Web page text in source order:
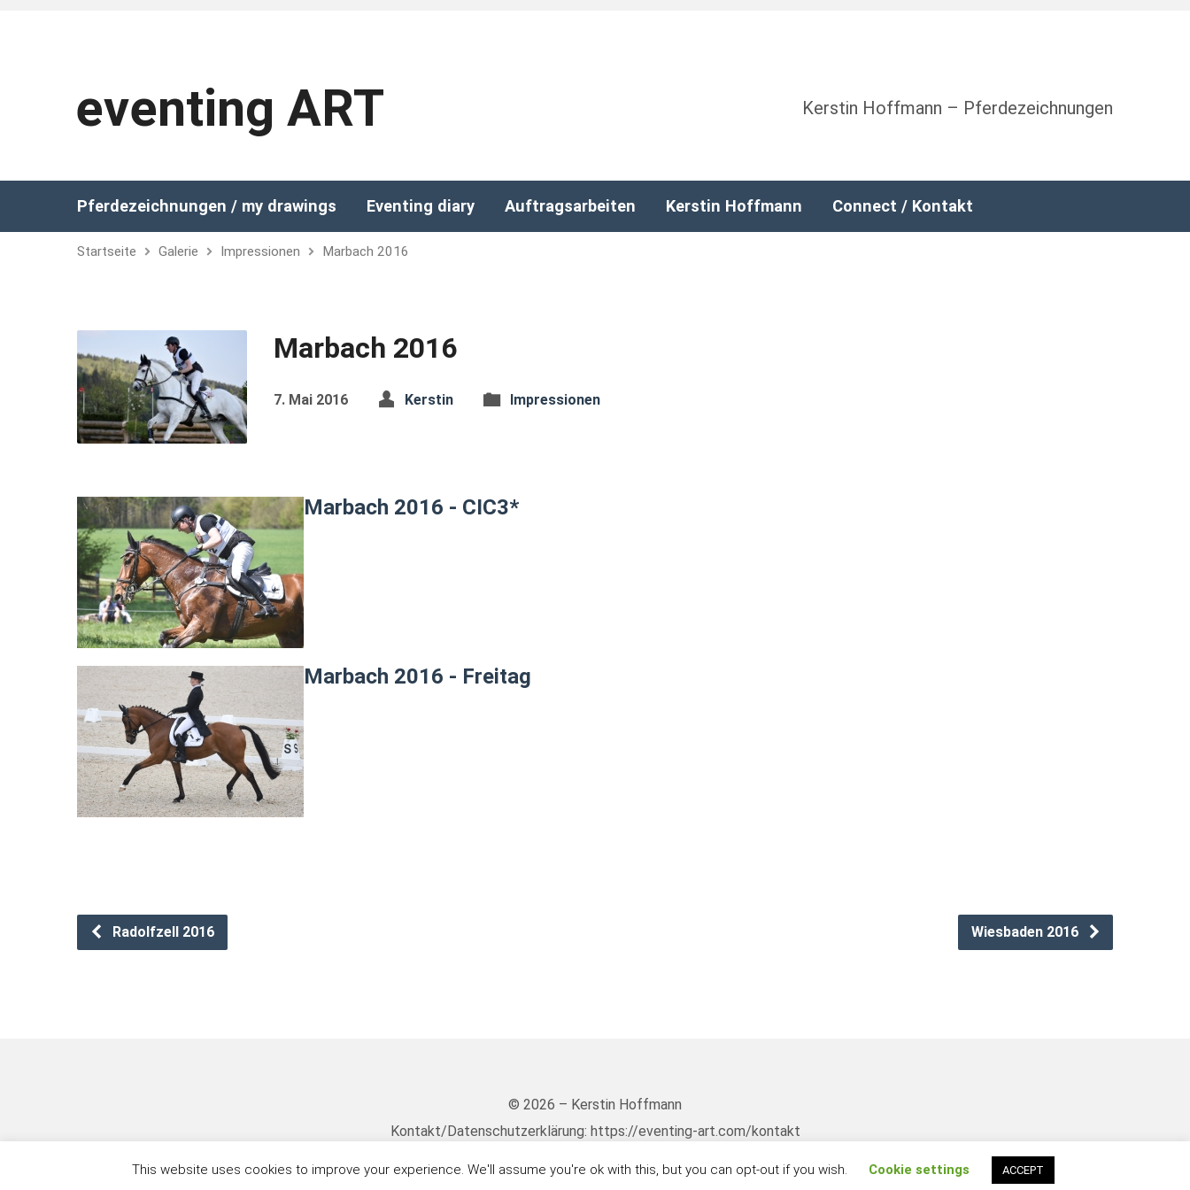
eventing ART Kerstin Hoffmann – Pferdezeichnungen
Pferdezeichnungen / my drawings Eventing diary Auftragsarbeiten Kerstin Hoffmann Connect / Kontakt
Startseite Galerie Impressionen Marbach 2016
Marbach 2016
7. Mai 2016 Kerstin Impressionen
Marbach 2016 - CIC3*
Marbach 2016 - Freitag
Radolfzell 2016 Wiesbaden 2016
© 2026 – Kerstin Hoffmann
Kontakt/Datenschutzerklärung: https://eventing-art.com/kontakt
This website uses cookies to improve your experience. We'll assume you're ok with this, but you can opt-out if you wish. Cookie settings ACCEPT